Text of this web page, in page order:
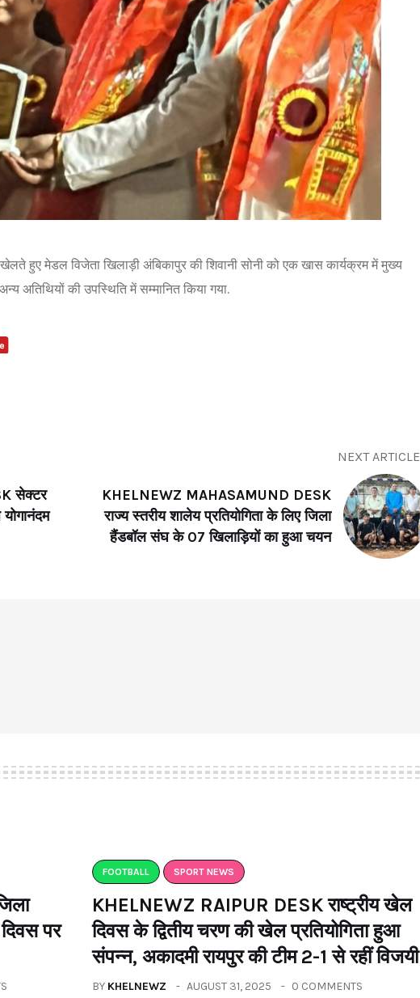
हुए मेडल विजेता खिलाड़ी अंबिकापुर की शिवानी सोनी को एक खास कार्यक्रम में मुख्य
अतिथियों की उपस्थिति में सम्मानित किया गया.
सेक्टर
NEXT ARTICLE
KHELNEWZ MAHASAMUND DESK
राज्य स्तरीय शालेय प्रतियोगिता के लिए जिला
हैंडबॉल संघ के 07 खिलाड़ियों का हुआ चयन
पर
FOOTBALL SPORT NEWS
KHELNEWZ RAIPUR DESK राष्ट्रीय खेल
दिवस के द्वितीय चरण की खेल प्रतियोगिता हुआ
संपन्न, अकादमी रायपुर की टीम 2-1 से रहीं विजयी
BY KHELNEWZ AUGUST 31, 2025 0 COMMENTS